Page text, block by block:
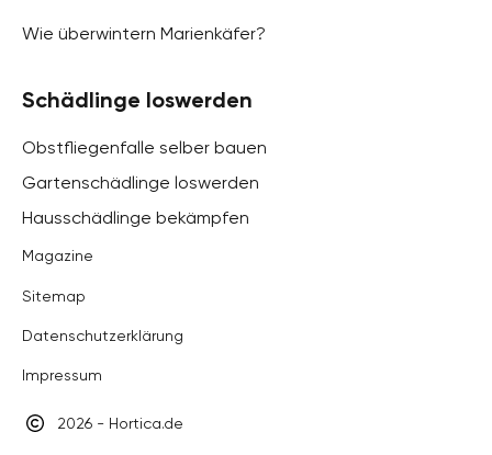
Wie überwintern Marienkäfer?
Schädlinge loswerden
Obstfliegenfalle selber bauen
Gartenschädlinge loswerden
Hausschädlinge bekämpfen
Magazine
Sitemap
Datenschutzerklärung
Impressum
2026 - Hortica.de